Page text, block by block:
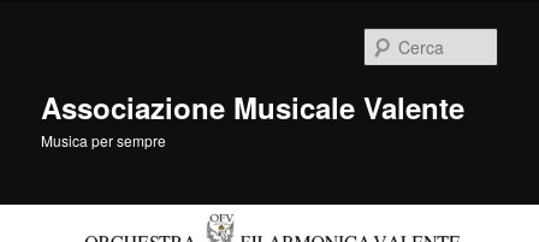
Associazione Musicale Valente
Musica per sempre